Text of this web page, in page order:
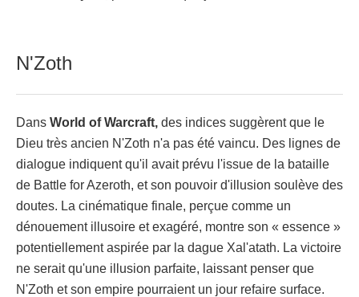
N'Zoth
Dans World of Warcraft, des indices suggèrent que le
Dieu très ancien N'Zoth n'a pas été vaincu. Des lignes de
dialogue indiquent qu'il avait prévu l'issue de la bataille
de Battle for Azeroth, et son pouvoir d'illusion soulève des
doutes. La cinématique finale, perçue comme un
dénouement illusoire et exagéré, montre son « essence »
potentiellement aspirée par la dague Xal'atath. La victoire
ne serait qu'une illusion parfaite, laissant penser que
N'Zoth et son empire pourraient un jour refaire surface.